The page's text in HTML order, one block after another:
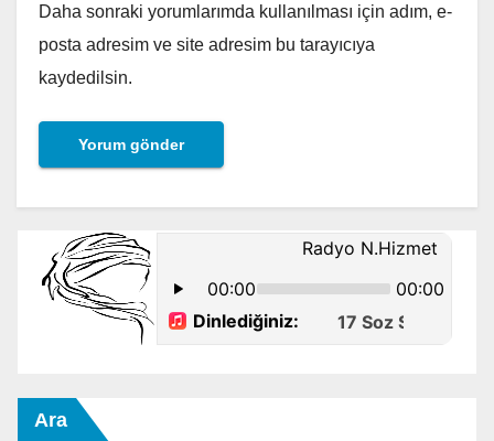
Daha sonraki yorumlarımda kullanılması için adım, e-
posta adresim ve site adresim bu tarayıcıya
kaydedilsin.
Ara